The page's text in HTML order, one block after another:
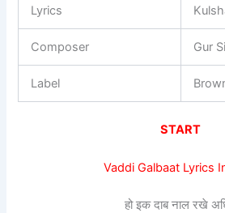
Lyrics
Composer Gur
Label
START
Vaddi Galbaat Lyrics
हो इक दाब नाल रखे